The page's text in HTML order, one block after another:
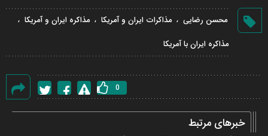
محسن رضایی ، مذاکرات ایران و آمریکا ، مذاکره ایران و آمریکا ،
مذاکره ایران با آمریکا
گزارش
0
خبرهای مرتبط